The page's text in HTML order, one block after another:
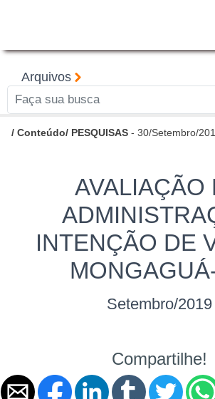
Arquivos
/ Conteúdo/ PESQUISAS - 30/Setembro/
AVALIAÇÃO
INTENÇÃO DE
Setembro/2019
Compartilhe!